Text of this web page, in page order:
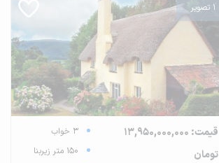
1 تصویر
قیمت: 13,950,000,000
تومان
3 خواب
150 متر زیربنا